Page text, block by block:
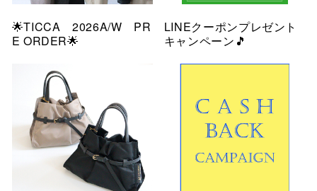
🌟TICCA 2026A/W PR
E ORDER🌟
LINEクーポンプレゼント
キャンペーン🎵